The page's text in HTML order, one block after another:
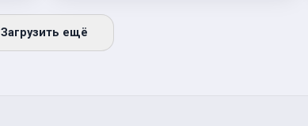
Загрузить ещё